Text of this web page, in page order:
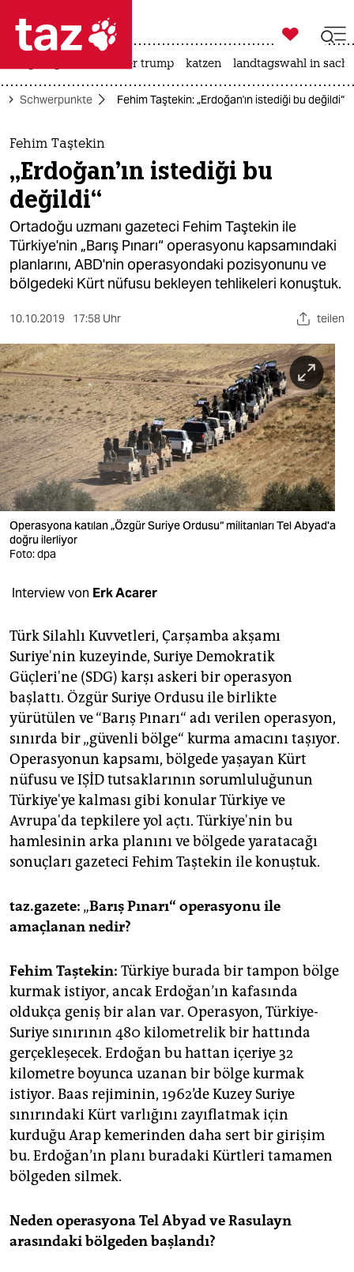
 taz zahl ich
taz zahl ich
themen
politik
öko
gesellschaft
kultur
sport
berlin
nord
wahrheit
verlag
verlag
veranstaltungen
shop
fragen & hilfe
abo
genossenschaft
epaper login

taz zahl ich
usa unter trump katzen landtagswahl in
Schwerpunkte Fehim Taştekin: „Erdoğan'ın istediği bu değildi“
Fehim Taştekin
„Erdoğan'ın istediği bu
değildi“
Ortadoğu uzmanı gazeteci Fehim Taştekin ile
Türkiye'nin „Barış Pınarı“ operasyonu kapsamındaki
planlarını, ABD'nin operasyondaki pozisyonunu ve
bölgedeki Kürt nüfusu bekleyen tehlikeleri konuştuk.
10.10.2019 17:58 Uhr teilen
Operasyona katılan „Özgür Suriye Ordusu“ militanları Tel Abyad'a
doğru ilerliyor
Foto: dpa
Interview von Erk Acarer
Türk Silahlı Kuvvetleri, Çarşamba akşamı
Suriye'nin kuzeyinde, Suriye Demokratik
Güçleri'ne (SDG) karşı askeri bir operasyon
başlattı. Özgür Suriye Ordusu ile birlikte
yürütülen ve “Barış Pınarı“ adı verilen operasyon,
sınırda bir „güvenli bölge“ kurma amacını taşıyor.
Operasyonun kapsamı, bölgede yaşayan Kürt
nüfusu ve IŞİD tutsaklarının sorumluluğunun
Türkiye'ye kalması gibi konular Türkiye ve
Avrupa'da tepkilere yol açtı. Türkiye'nin bu
hamlesinin arka planını ve bölgede yaratacağı
sonuçları gazeteci Fehim Taştekin ile konuştuk.
taz.gazete: „Barış Pınarı“ operasyonu ile
amaçlanan nedir?
Fehim Taştekin: Türkiye burada bir tampon bölge
kurmak istiyor, ancak Erdoğan’ın kafasında
oldukça geniş bir alan var. Operasyon, Türkiye-
Suriye sınırının 480 kilometrelik bir hattında
gerçekleşecek. Erdoğan bu hattan içeriye 32
kilometre boyunca uzanan bir bölge kurmak
istiyor. Baas rejiminin, 1962’de Kuzey Suriye
sınırındaki Kürt varlığını zayıflatmak için
kurduğu Arap kemerinden daha sert bir girişim
bu. Erdoğan’ın planı buradaki Kürtleri tamamen
bölgeden silmek.
Neden operasyona Tel Abyad ve Rasulayn
arasındaki bölgeden başlandı?